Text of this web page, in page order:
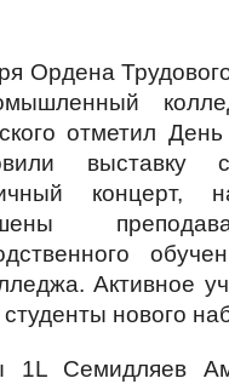
Ордена
отметил
концерт,
Активное
нового
1L Семидляев